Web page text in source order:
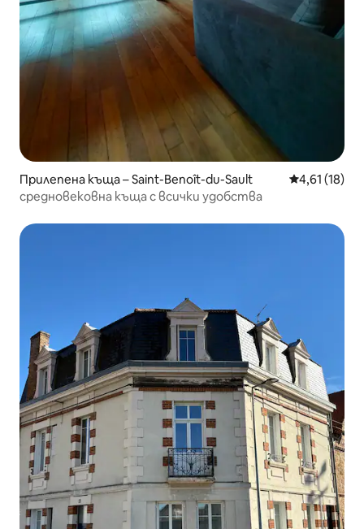
Прилепена къща – Saint-Benoît-du-Sault Средна
4,61 (18)
средновековна къща с всички удобства